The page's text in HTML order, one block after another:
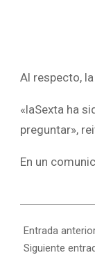
Al respecto,
«laSexta ha
preguntar»,
En un
Entrada
Siguiente